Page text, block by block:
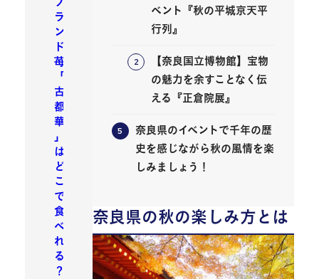
ベント『秋の平城京天平
行列』
【奈良国立博物館】宝物
の魅力を余すことなく伝
える『正倉院展』
奈良県のイベントで千年の歴
史を感じながら秋の風情を楽
しみましょう！
奈良県の秋の楽しみ方とは
ラ
ン
ド
苺
「
古
都
華
」
は
ど
こ
で
食
べ
れ
る
？